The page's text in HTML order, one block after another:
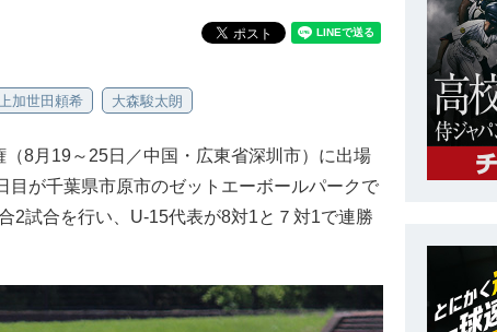
加世田頼希 大森駿太朗
8月19～25日／中国・広東省深圳市）に出場
が千葉県市原市のゼットエーボールパークで
2試合を行い、U-15代表が8対1と７対1で連勝